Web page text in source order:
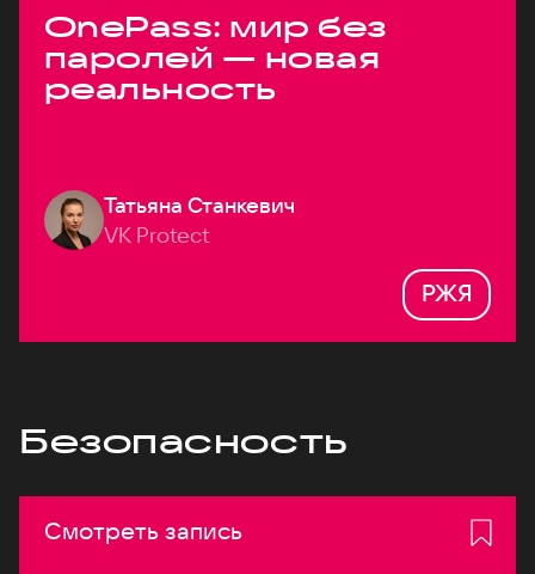
OnePass: мир без
паролей — новая
реальность
Татьяна Станкевич
VK Protect
РЖЯ
Безопасность
Смотреть запись